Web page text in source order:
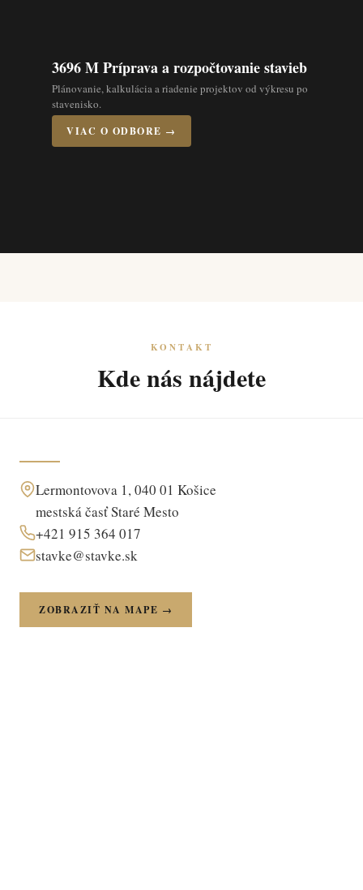
3696 M Príprava a rozpočtovanie stavieb
Plánovanie, kalkulácia a riadenie projektov od výkresu po
stavenisko.
VIAC O ODBORE →
KONTAKT
Kde nás nájdete
Lermontovova 1, 040 01 Košice
mestská časť Staré Mesto
+421 915 364 017
stavke@stavke.sk
ZOBRAZIŤ NA MAPE →